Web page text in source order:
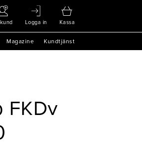
Logga in Kassa
Magazine Kundtjänst
FKDv